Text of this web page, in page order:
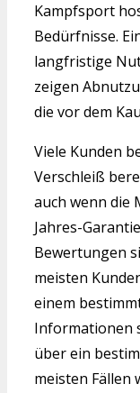
Kampfsport
Bedürfnisse.
langfristige
zeigen
die vor dem
Viele Kunden
Verschleiß
auch wenn die
Jahres-
Bewertungen
meisten
einem
Informationen
über ein
meisten Fällen